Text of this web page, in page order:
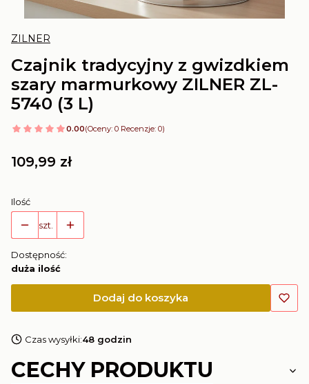
ZILNER
Czajnik tradycyjny z gwizdkiem
szary marmurkowy ZILNER ZL-
5740 (3 L)
0.00(Oceny: 0 Recenzje: 0)
Cena
109,99 zł
Ilość
szt.
Dostępność:
duża ilość
Dodaj do koszyka
Czas wysyłki:48 godzin
CECHY PRODUKTU